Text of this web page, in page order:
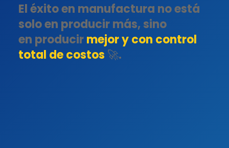
El éxito en manufactura no está
solo en producir más, sino
en producirmejor y con control
total de costos 🚀.